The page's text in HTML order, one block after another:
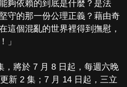
夠依賴的到底是什麼？是法
守的那一份公理正義？藉由奇
這個混亂的世界裡得到撫慰，
」
，將於 7 月 8 日起，每週六晚
新 2 集；7 月 14 日起，三立